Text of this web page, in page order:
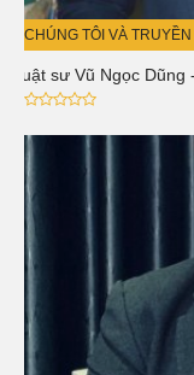
CHÚNG TÔI VÀ
Luật sư Vũ Ngọc